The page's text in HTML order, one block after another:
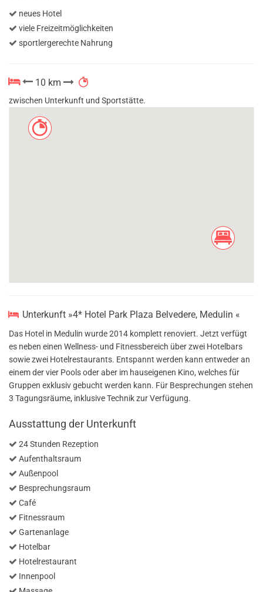
neues Hotel
viele Freizeitmöglichkeiten
sportlergerechte Nahrung
10 km
zwischen Unterkunft und Sportstätte.
Unterkunft »4* Hotel Park Plaza Belvedere, Medulin «
Das Hotel in Medulin wurde 2014 komplett renoviert. Jetzt verfügt
es neben einen Wellness- und Fitnessbereich über zwei Hotelbars
sowie zwei Hotelrestaurants. Entspannt werden kann entweder an
einem der vier Pools oder aber im hauseigenen Kino, welches für
Gruppen exklusiv gebucht werden kann. Für Besprechungen stehen
3 Tagungsräume, inklusive Technik zur Verfügung.
Ausstattung der Unterkunft
24 Stunden Rezeption
Aufenthaltsraum
Außenpool
Besprechungsraum
Café
Fitnessraum
Gartenanlage
Hotelbar
Hotelrestaurant
Innenpool